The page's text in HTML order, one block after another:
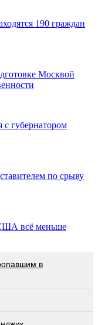
190 граждан
Москвой
губернатором
по срыву
всё меньше
в